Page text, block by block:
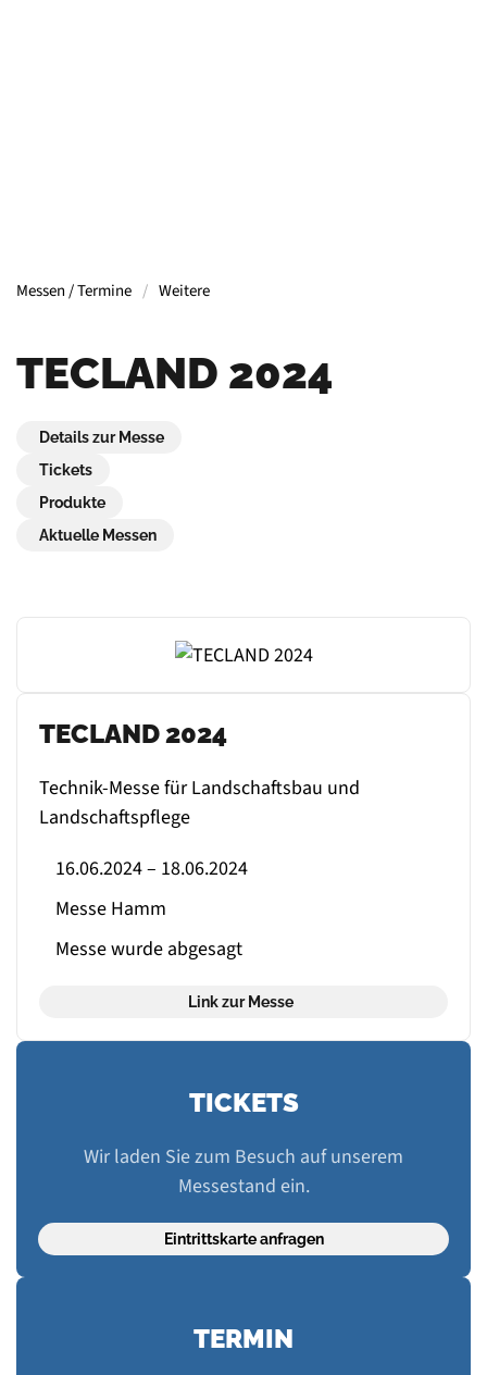
Messen / Termine Weitere
TECLAND 2024
Details zur Messe
Tickets
Produkte
Aktuelle Messen
TECLAND 2024
Technik-Messe für Landschaftsbau und
Landschaftspflege
16.06.2024 – 18.06.2024
Messe Hamm
Messe wurde abgesagt
Link zur Messe
TICKETS
Wir laden Sie zum Besuch auf unserem
Messestand ein.
Eintrittskarte anfragen
TERMIN